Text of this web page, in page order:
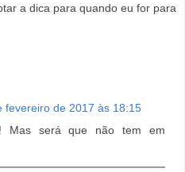
a dica para quando eu for para
fevereiro de 2017 às 18:15
Mas será que não tem em